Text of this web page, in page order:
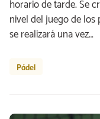
horario de tarde. Se
nivel del juego de los
se realizará una vez…
Pádel